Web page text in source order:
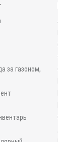
за газоном,